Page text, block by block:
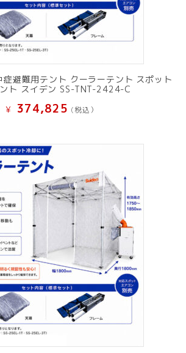
症避難用テント クーラーテント スポット
ト スイデン SS-TNT-2424-C
¥ 374,825 (税込）